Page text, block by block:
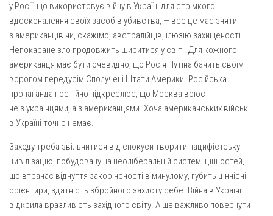
у Росії, що використовує війну в Україні для стрімкого
вдосконалення своїх засобів убивства, — все це має зняти
з американців чи, скажімо, австралійців, ілюзію захищеності.
Непокаране зло продовжить ширитися у світі. Для кожного
американця має бути очевидно, що Росія Путіна бачить своїм
ворогом передусім Сполучені Штати Америки. Російська
пропаганда постійно підкреслює, що Москва воює
не з українцями, а з американцями. Хоча американських військ
в Україні точно немає.
Заходу треба звільнитися від спокуси творити пацифістську
цивілізацію, побудовану на неоліберальній системі цінностей,
що втрачає відчуття закоріненості в минулому, губить ціннісні
орієнтири, здатність збройного захисту себе. Війна в Україні
відкрила вразливість західного світу. А ще важливо повернути